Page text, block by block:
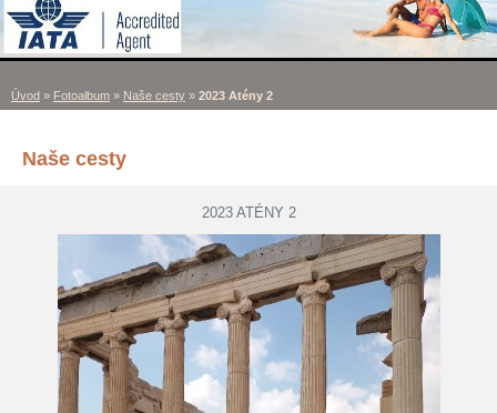
Úvod » Fotoalbum » Naše cesty » 2023 Atény 2
Naše cesty
2023 ATÉNY 2